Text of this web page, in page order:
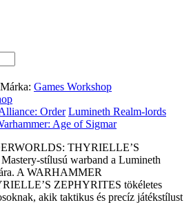
Márka: Games Workshop
Order Lumineth Realm-lords
Age of Sigmar
THYRIELLE’S
stílusú warband a Lumineth
A WARHAMMER
ZEPHYRITES tökéletes
akik taktikus és precíz játékstílust